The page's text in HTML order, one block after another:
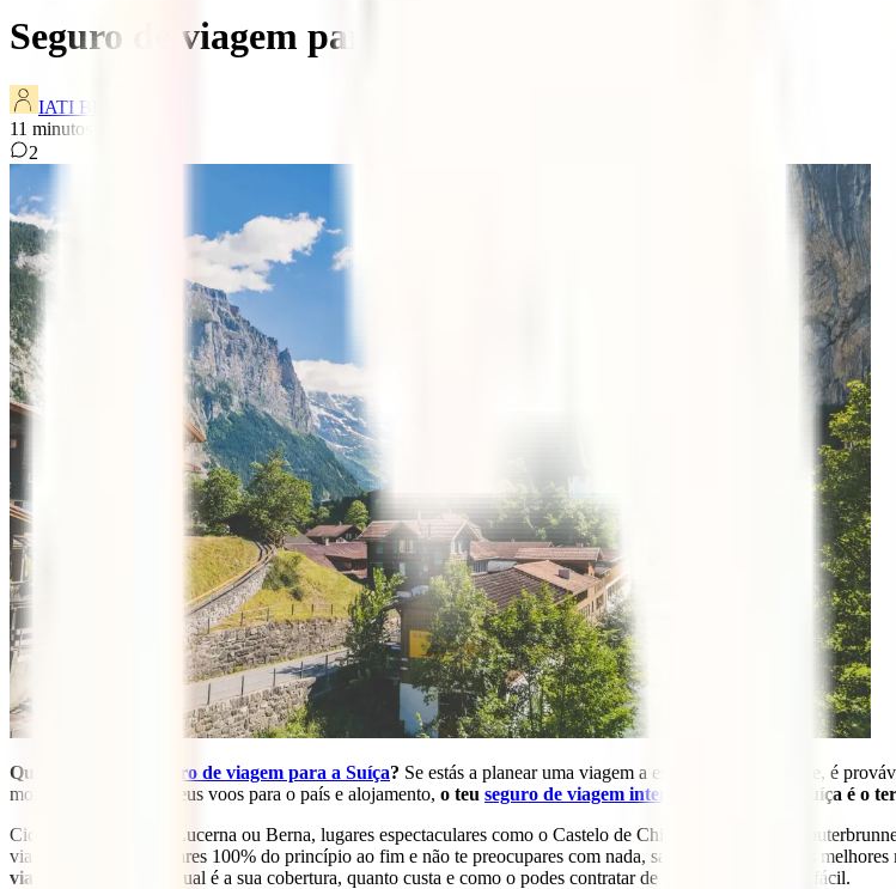
Seguro de viagem para a Suíça
IATI Blog
11 minutos de leitura
2
Qual é o melhor seguro de viagem para a Suíça? Se estás a planear uma viagem a este país deslumbrante, é
momentos. A par dos teus voos para o país e alojamento, o teu seguro de viagem internacional
para a Suíça é o
Cidades únicas como Lucerna ou Berna, lugares espectaculares como o Castelo de Chillon ou o Vale de
viagem. Para a desfrutares 100% do princípio ao fim e não te preocupares com nada, sabendo que estás nas
viajar para a Suíça
, qual é a sua cobertura, quanto custa e como o podes contratar de uma forma rápida e fácil.